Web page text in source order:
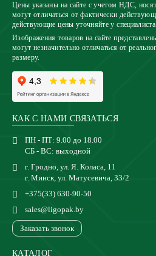
Цены указаны на сайте с учетом НДС,
могут отличаться от фактически
действующие цены уточняйте у специалиста.
Изображения товаров на сайте
могут незначительно отличаться от
размеру.
КАК С НАМИ СВЯЗАТЬСЯ
ПН - ПТ: 9.00 до 18.00
СБ - ВС: выходной
г. Гродно, ул. Я. Коласа, 11
г. Минск, ул. Матусевича, 33/2
+375(33) 630-90-50
sales@ligopak.by
Заказать звонок
КАТАЛОГ